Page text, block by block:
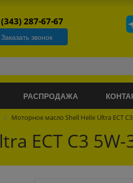
287-67-67
Заказать звонок
РАСПРОДАЖА
Моторное масло Shell Helix Ultra ECT
ECT C3 5W-